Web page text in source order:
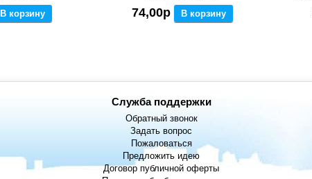
В корзину 74,00р В корзину
Служба поддержки
Обратный звонок
Задать вопрос
Пожаловаться
Предложить идею
Договор публичной оферты